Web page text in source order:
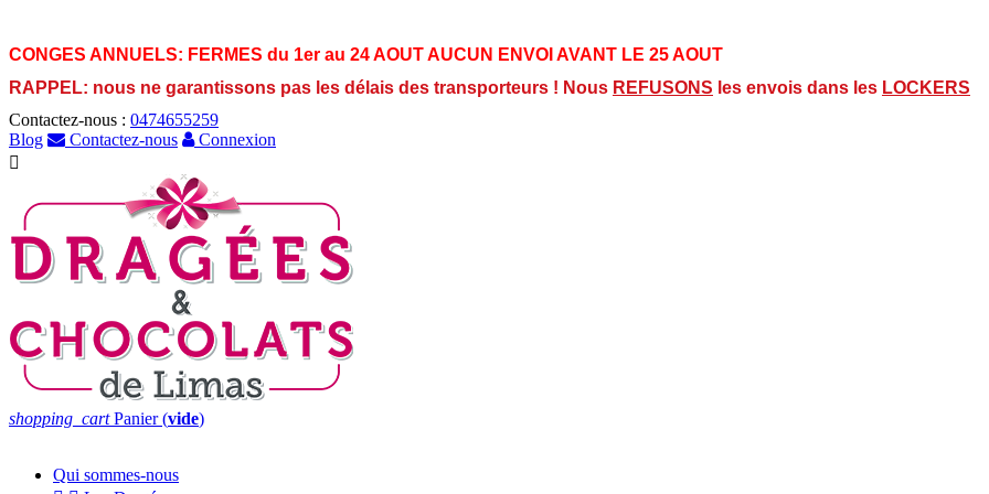
CONGES ANNUELS: FERMES du 1er au 24 AOUT AUCUN ENVOI AVANT LE 25 AOUT
RAPPEL: nous ne garantissons pas les délais des transporteurs ! Nous REFUSONS les envois dans les LOCKERS
Contactez-nous : 0474655259
Blog
Contactez-nous
Connexion

shopping_cart Panier (vide)
Qui sommes-nous